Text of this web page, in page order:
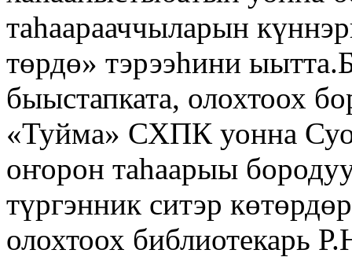
таһаарааччыларын
төрдө» тэрээһини
быыстапката, олохтоох
«Туйма» СХПК уонна
оҥорон таһаарыы
түргэнник ситэр
олохтоох библиотекарь